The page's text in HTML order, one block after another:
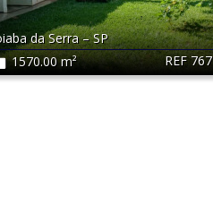
REF 767
da Serra–SP
1570.00 m²